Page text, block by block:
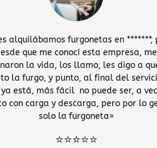
alquilábamos furgonetas en *******,
que me conocí esta empresa, me
la vida, los llamo, les digo a
la furgo, y punto, al final del
está, más fácil no puede ser, a
con carga y descarga, pero por lo
solo la furgoneta»
⭐⭐⭐⭐⭐